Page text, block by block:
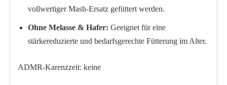
vollwertiger Mash-Ersatz gefüttert werden.
Ohne Melasse & Hafer: Geeignet für eine
stärkereduzierte und bedarfsgerechte Fütterung im Alter.
ADMR-Karenzzeit: keine